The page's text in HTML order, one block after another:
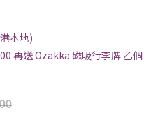
本地)
再送 Ozakka 磁吸行李牌 乙個